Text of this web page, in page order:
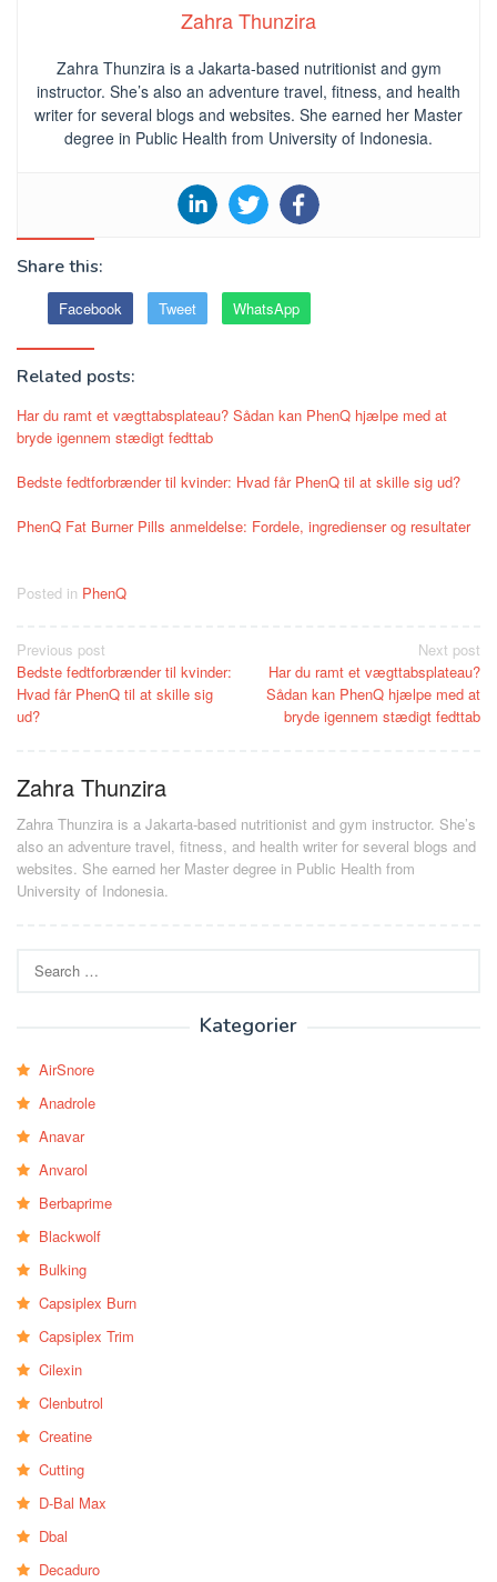
Zahra Thunzira
Zahra Thunzira is a Jakarta-based nutritionist and gym
instructor. She’s also an adventure travel, fitness, and health
writer for several blogs and websites. She earned her Master
degree in Public Health from University of Indonesia.
Share this:
Facebook Tweet WhatsApp
Related posts:
Har du ramt et vægttabsplateau? Sådan kan PhenQ hjælpe med at
bryde igennem stædigt fedttab
Bedste fedtforbrænder til kvinder: Hvad får PhenQ til at skille sig ud?
PhenQ Fat Burner Pills anmeldelse: Fordele, ingredienser og resultater
Posted in PhenQ
Post
navigation
Previous post
Bedste fedtforbrænder til kvinder:
Hvad får PhenQ til at skille sig
ud?
Next post
Har du ramt et vægttabsplateau?
Sådan kan PhenQ hjælpe med at
bryde igennem stædigt fedttab
Zahra Thunzira
Zahra Thunzira is a Jakarta-based nutritionist and gym instructor. She’s
also an adventure travel, fitness, and health writer for several blogs and
websites. She earned her Master degree in Public Health from
University of Indonesia.
for:
Kategorier
AirSnore
Anadrole
Anavar
Anvarol
Berbaprime
Blackwolf
Bulking
Capsiplex Burn
Capsiplex Trim
Cilexin
Clenbutrol
Creatine
Cutting
D-Bal Max
Dbal
Decaduro